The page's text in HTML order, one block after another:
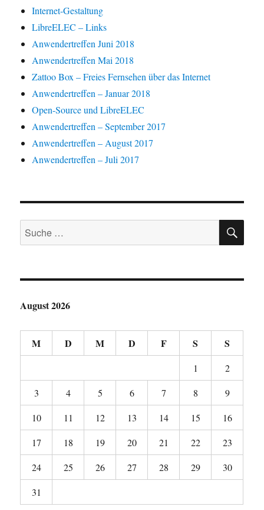
Internet-Gestaltung
LibreELEC – Links
Anwendertreffen Juni 2018
Anwendertreffen Mai 2018
Zattoo Box – Freies Fernsehen über das Internet
Anwendertreffen – Januar 2018
Open-Source und LibreELEC
Anwendertreffen – September 2017
Anwendertreffen – August 2017
Anwendertreffen – Juli 2017
Suche
nach:
August 2026
M D M D F S S
1
2
3
4 5 6 7 8
9
10
11 12 13 14 15
16
17
18 19 20 21 22
23
24
25 26 27 28 29
30
31